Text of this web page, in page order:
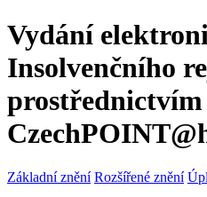
Vydání
Insolvenčního
prostřednictvím
Základní znění Rozšířené znění